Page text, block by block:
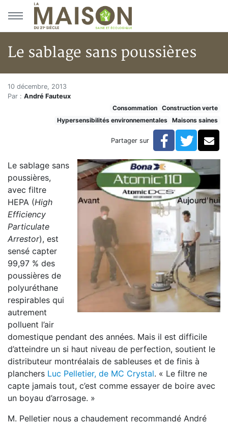
Aller au menu principal
Aller au contenu principal
Le sablage sans poussières
Accueil
Articles
Hypersensibilités environnementales
Le sablage sans poussières
Le sablage sans poussières
10 décembre, 2013
Par : André Fauteux
Consommation
Construction verte
Hypersensibilités environnementales
Maisons saines
Partager sur Facebook
Le sablage sans
poussières,
avec filtre
HEPA (High
Efficiency
Particulate
Arrestor), est
sensé capter
99,97 % des
poussières de
polyuréthane
respirables qui
autrement
polluent l’air
domestique pendant des années. Mais il est difficile
d’atteindre un si haut niveau de perfection, soutient le
distributeur montréalais de sableuses et de finis à
planchers Luc Pelletier, de MC Crystal. « Le filtre ne
capte jamais tout, c’est comme essayer de boire avec
un boyau d’arrosage. »
M. Pelletier nous a chaudement recommandé André